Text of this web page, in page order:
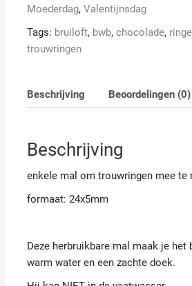
Moederdag, Valentijnsdag
Tags: bruiloft, bwb, chocolade,
trouwringen
Beschrijving Beoordelingen (0)
Beschrijving
enkele mal om trouwringen mee te
formaat: 24x5mm
Deze herbruikbare mal maak je
warm water en een zachte doek.